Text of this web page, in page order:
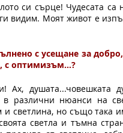
си сърце! Чудесата са
видим. Моят живот е
с усещане за
с оптимизъм…?
Ах, душата...човешката
в различни нюанси на
светлина, но също така
светла и тъмна